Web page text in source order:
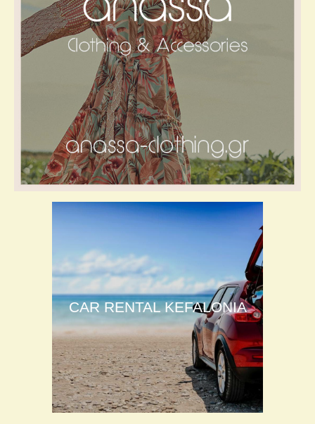
CAR RENTAL KEFALONIA